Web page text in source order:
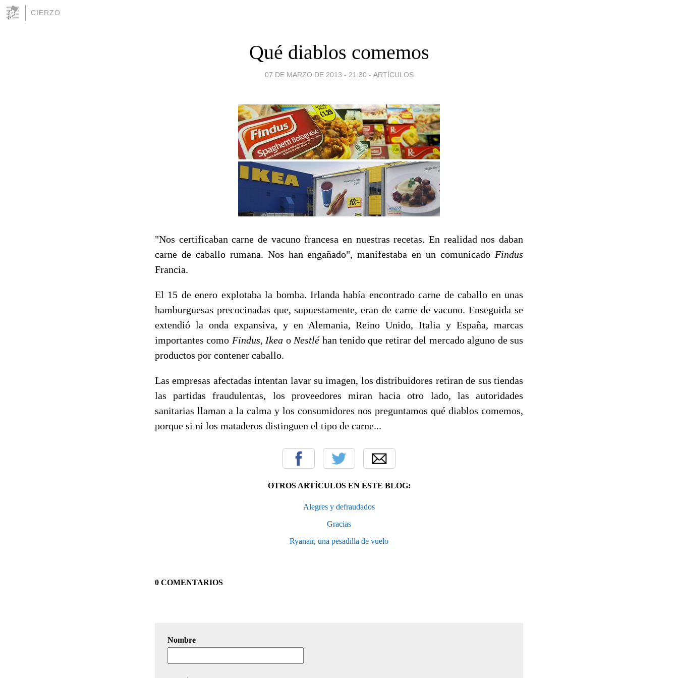
CIERZO
Qué diablos comemos
07 DE MARZO DE 2013 - 21:30 - ARTÍCULOS
"Nos certificaban carne de vacuno francesa en nuestras recetas. En realidad nos daban
carne de caballo rumana. Nos han engañado", manifestaba en un comunicado Findus
Francia.
El 15 de enero explotaba la bomba. Irlanda había encontrado carne de caballo en unas
hamburguesas precocinadas que, supuestamente, eran de carne de vacuno. Enseguida se
extendió la onda expansiva, y en Alemania, Reino Unido, Italia y España, marcas
importantes como Findus, Ikea o Nestlé han tenido que retirar del mercado alguno de sus
productos por contener caballo.
Las empresas afectadas intentan lavar su imagen, los distribuidores retiran de sus tiendas
las partidas fraudulentas, los proveedores miran hacia otro lado, las autoridades
sanitarias llaman a la calma y los consumidores nos preguntamos qué diablos comemos,
porque si ni los mataderos distinguen el tipo de carne...
OTROS ARTÍCULOS EN ESTE BLOG:
Alegres y defraudados
Gracias
Ryanair, una pesadilla de vuelo
0 COMENTARIOS
Nombre